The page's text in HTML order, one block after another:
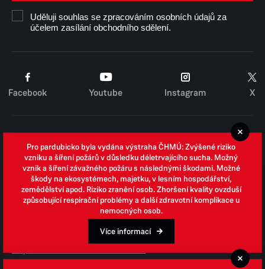
Uděluji souhlas se zpracováním osobních údajů za
účelem zasílání obchodního sdělení.
Facebook Youtube Instagram X
Zpracování osobních údajů
Whistleblowing
Open data
Povinně zveřejňované informace
Prohlášení o přístupnosti
Odpovědi na žádosti o informace
Pro pardubicko byla vydána výstraha ČHMÚ: Zvýšené riziko
vzniku a šíření požárů v důsledku déletrvajícího sucha. Možný
vznik a šíření závažného požáru s následnými škodami. Možné
škody na ekosystémech, majetku, v lesním hospodářství,
zemědělství apod. Riziko zranění osob. Zhoršení kvality ovzduší
způsobující respirační problémy a další zdravotní komplikace u
nemocných osob.
Více informací